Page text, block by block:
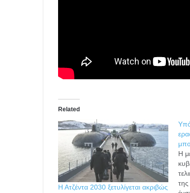
Related
Η Ατζέντα 2030 ξετυλίγεται ακριβώς
Η